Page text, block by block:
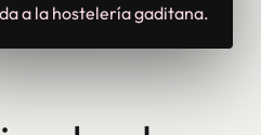
a la hostelería gaditana.